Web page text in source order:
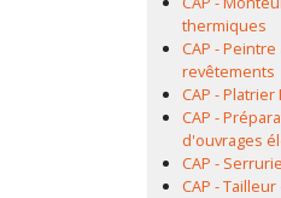
thermiques
CAP -
revêtements
CAP -
CAP -
d'ouvrages
CAP -
CAP -